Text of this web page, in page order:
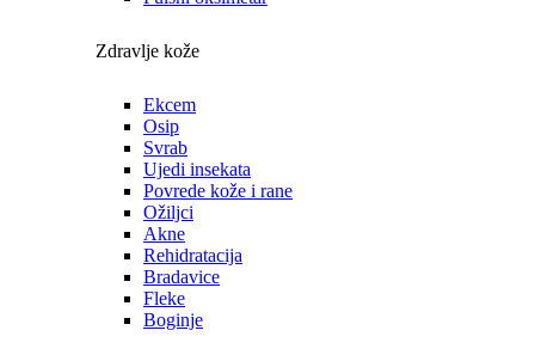
Zdravlje kože
Ekcem
Osip
Svrab
Ujedi insekata
Povrede kože i rane
Ožiljci
Akne
Rehidratacija
Bradavice
Fleke
Boginje